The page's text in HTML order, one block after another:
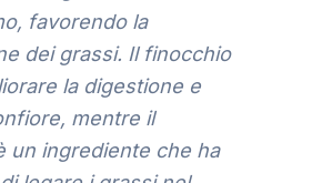
favorendo la
dei grassi. Il finocchio
la digestione e
mentre il
un ingrediente che ha